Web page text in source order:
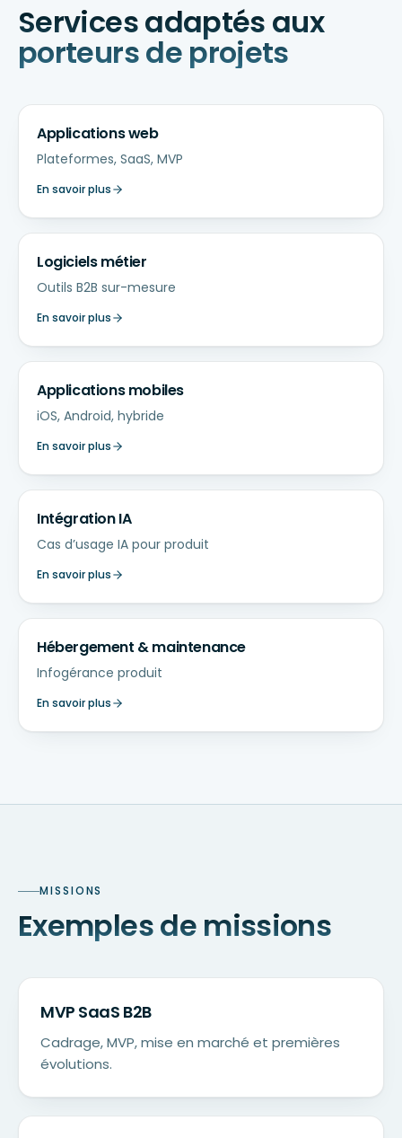
Services adaptés aux
porteurs de projets
Applications web
Plateformes, SaaS, MVP
En savoir plus
Logiciels métier
Outils B2B sur-mesure
En savoir plus
Applications mobiles
iOS, Android, hybride
En savoir plus
Intégration IA
Cas d’usage IA pour produit
En savoir plus
Hébergement & maintenance
Infogérance produit
En savoir plus
MISSIONS
Exemples de missions
MVP SaaS B2B
Cadrage, MVP, mise en marché et premières
évolutions.